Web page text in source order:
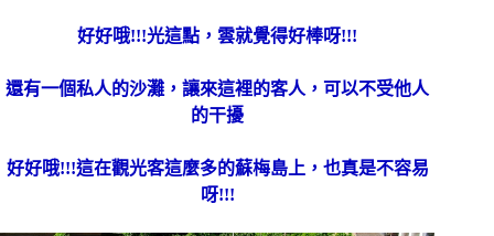
好好哦!!!光這點，雲就覺得好棒呀!!!
還有一個私人的沙灘，讓來這裡的客人，可以不受他人
的干擾
好好哦!!!這在觀光客這麼多的蘇梅島上，也真是不容易
呀!!!